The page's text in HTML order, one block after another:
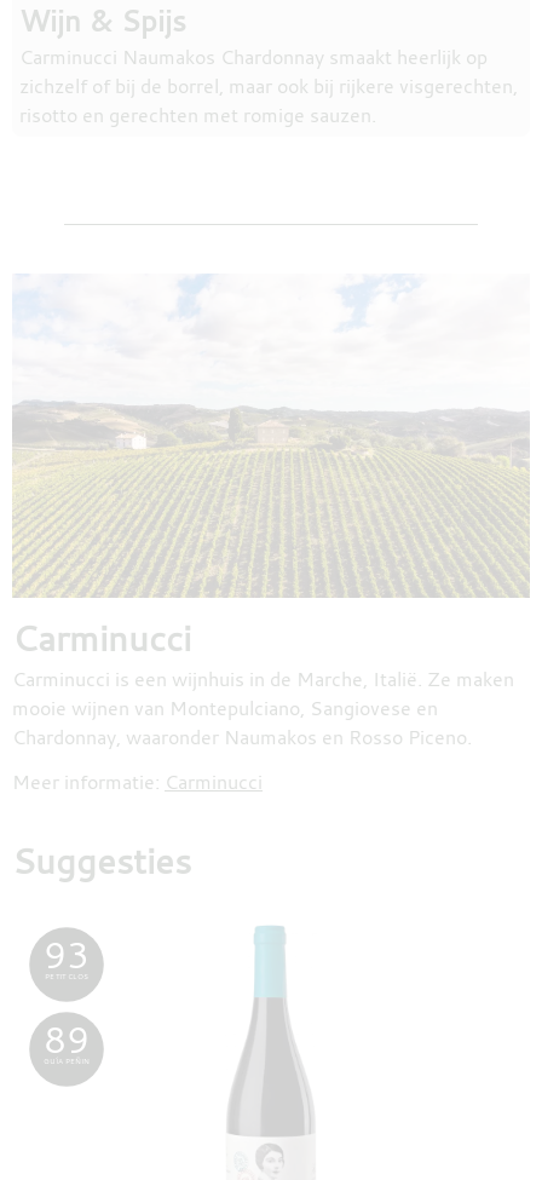
Wijn & Spijs
Carminucci Naumakos Chardonnay smaakt heerlijk op
zichzelf of bij de borrel, maar ook bij rijkere visgerechten,
risotto en gerechten met romige sauzen.
Carminucci
Carminucci is een wijnhuis in de Marche, Italië. Ze maken
mooie wijnen van Montepulciano, Sangiovese en
Chardonnay, waaronder Naumakos en Rosso Piceno.
Meer informatie: Carminucci
Suggesties
93
PETIT CLOS
89
GUÍA PEÑIN